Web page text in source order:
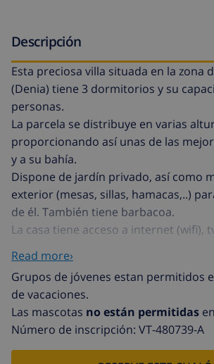
Descripción
Esta preciosa villa situada en la zona
(Denia) tiene 3 dormitorios y su
personas.
La parcela se distribuye en varias
proporcionando así unas de las
y a su bahía.
Dispone de jardín privado, así como
exterior (mesas, sillas, hamacas,..)
de él. También tiene barbacoa.
La casa tiene acceso a internet (wifi),
(Idiomas: Español, Inglés, Alemán),
aire acondicionado en todo el
nos encontramos con el salón/
chimenea, muy amplio y con unos
permiten ver las excelentes vistas a la
cocina abierta dispone de una gran
equipada con todo lo necesario:
Read more›
Grupos de jóvenes estan permitidos
de vacaciones.
Las mascotas no están permitidas
Número de inscripción: VT-480739-A